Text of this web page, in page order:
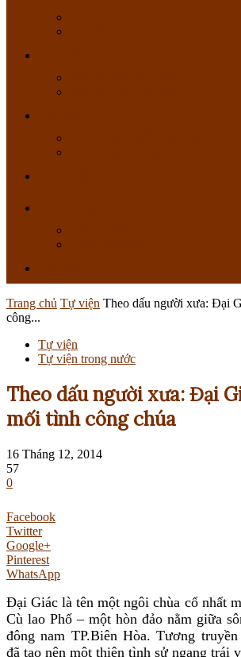
Trang chủ Tự viện Theo dấu người xưa: Đại
công...
Tự viện
Tự viện trong nước
Theo dấu người xưa: Đại
mối tình công chúa
16 Tháng 12, 2014
57
0
Facebook
Twitter
Google+
Pinterest
WhatsApp
Đại Giác là tên một ngôi chùa cổ nhất
Cù lao Phố – một hòn đảo nằm giữa
đông nam TP.Biên Hòa. Tương
đã tạo nên một thiên tình sử ngang trái